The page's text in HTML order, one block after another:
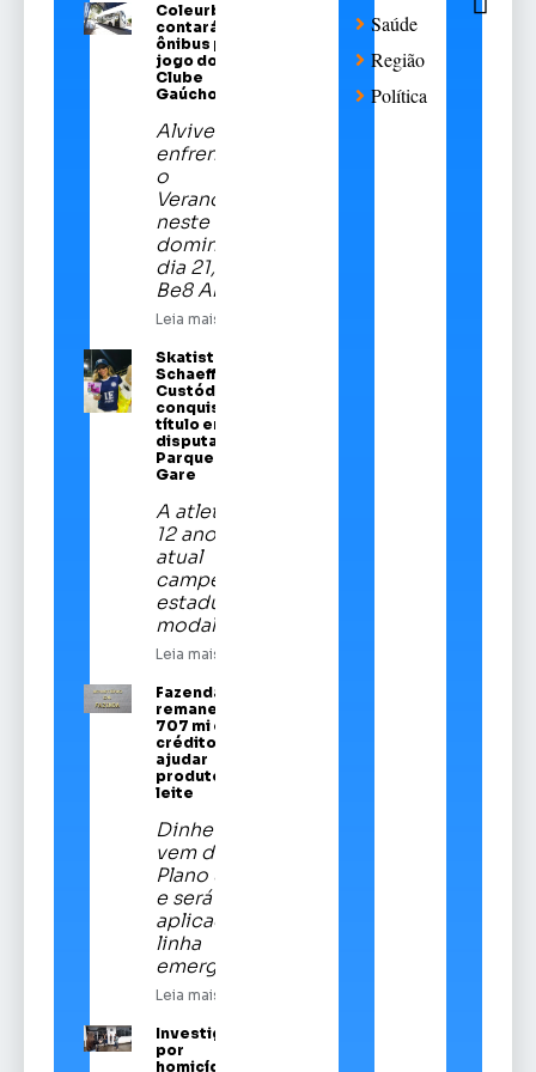
Coleurb
contará com
ônibus para
jogo do Sport
Clube
Gaúcho
Alviverde
enfrentará
o
Veranópolis
neste
domingo,
dia 21, na
Be8 Arena
Leia mais
Skatista Alice
Schaeffer
Custódio
conquista
título em
disputa no
Parque da
Gare
A atleta de
12 anos é a
atual
campeã
estadual da
modalidade
Leia mais
Fazenda
remaneja R$
707 mi em
crédito para
ajudar
produtores de
leite
Dinheiro
vem do
Plano Safra
e será
aplicado em
linha
emergencial
Leia mais
Investigado
por
homicídios
Saúde
Região
Política